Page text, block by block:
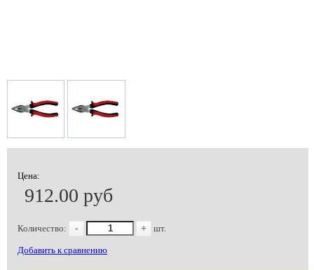
Цена:
912.00 руб
Количество: - + шт.
Добавить к сравнению